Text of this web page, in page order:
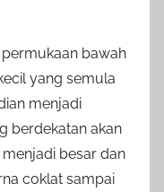
bawah
yang semula
menjadi
berdekatan akan
besar dan
coklat sampai